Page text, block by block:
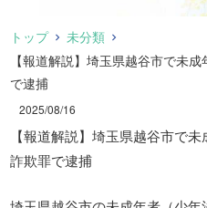
トップ
未分類
【報道解説】埼玉県越谷市で未
で逮捕
2025/08/16
【報道解説】埼玉県越谷市で
詐欺罪で逮捕